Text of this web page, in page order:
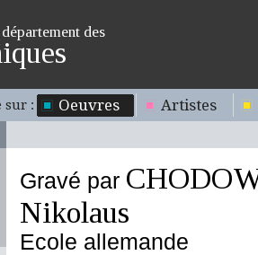
des
sur : Oeuvres Artistes
Gravé par
Nikolaus
Ecole allemande